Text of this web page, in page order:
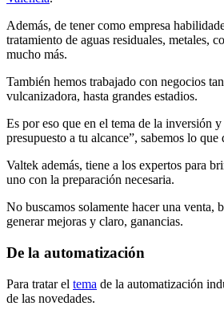
Además, de tener como empresa
tratamiento de aguas residuales, metales,
mucho más.
También hemos trabajado con negocios
vulcanizadora, hasta grandes estadios.
Es por eso que en el tema de la inversión
presupuesto a tu alcance”, sabemos lo que
Valtek además, tiene a los expertos para
uno con la preparación necesaria.
No buscamos solamente hacer una venta,
generar mejoras y claro, ganancias.
De la automatización
Para tratar el tema de la automatización
de las novedades.